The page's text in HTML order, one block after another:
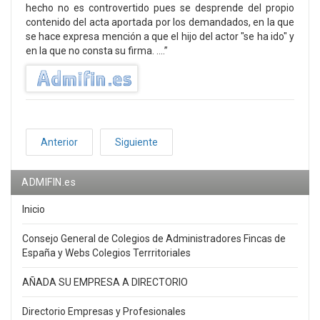
hecho no es controvertido pues se desprende del propio
contenido del acta aportada por los demandados, en la que
se hace expresa mención a que el hijo del actor "se ha ido" y
en la que no consta su firma. ….”
Anterior Siguiente
ADMIFIN.es
Inicio
Consejo General de Colegios de Administradores Fincas de
España y Webs Colegios Terrritoriales
AÑADA SU EMPRESA A DIRECTORIO
Directorio Empresas y Profesionales